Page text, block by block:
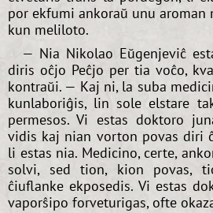
por ekfumi ankoraŭ unu
kun meliloto.
— Nia Nikolao Eŭgenjeviĉ
diris oĉjo Peĉjo per tia voĉo,
kontraŭi. — Kaj ni, la suba
kunlaboriĝis, lin sole elstare
permesos. Vi estas doktoro
vidis kaj nian vorton povas diri
li estas nia. Medicino, certe,
solvi, sed tion, kion povas,
ĉiuflanke ekposedis. Vi estas
vaporŝipo forveturigas, ofte